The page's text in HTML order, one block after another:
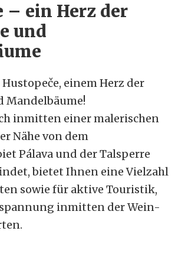
– ein Herz der
und
einem Herz der
Mandelbäume!
inmitten einer malerischen
Nähe von dem
Pálava und der Talsperre
bietet Ihnen eine Vielzahl
sowie für aktive Touristik,
inmitten der Wein-